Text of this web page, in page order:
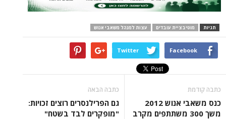
עובדים עצות למנהל משאבי אנוש
Twitter
כנס משאבי אנוש 2012
300 משתתפים מקרב
גם הפרילנסרים רוצים זכויות:
"מופקרים לבד בשטח"